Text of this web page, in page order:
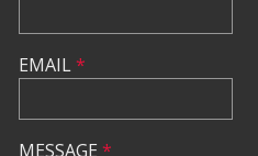
EMAIL*
MESSAGE *